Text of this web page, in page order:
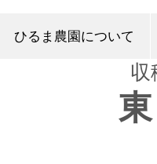
ひるま農園について
収